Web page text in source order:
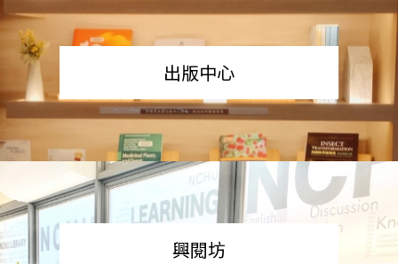
出版中心
興閱坊